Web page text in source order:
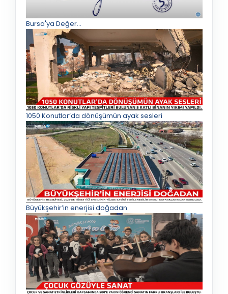
Bursa'ya Değer...
1050 Konutlar’da dönüşümün ayak sesleri
Büyükşehir’in enerjisi doğadan